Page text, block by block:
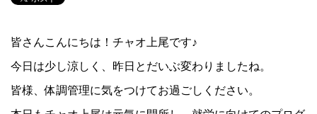
皆さんこんにちは！チャオ上尾です♪
今日は少し涼しく、昨日とだいぶ変わりましたね。
皆様、体調管理に気をつけてお過ごしください。